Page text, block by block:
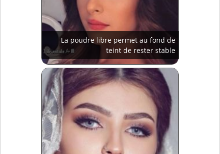
La poudre libre permet au fond de
teint de rester stable